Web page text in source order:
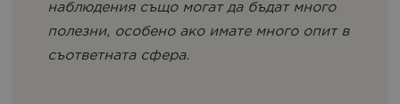
наблюдения също могат да бъдат много
полезни, особено ако имате много опит в
съответната сфера.